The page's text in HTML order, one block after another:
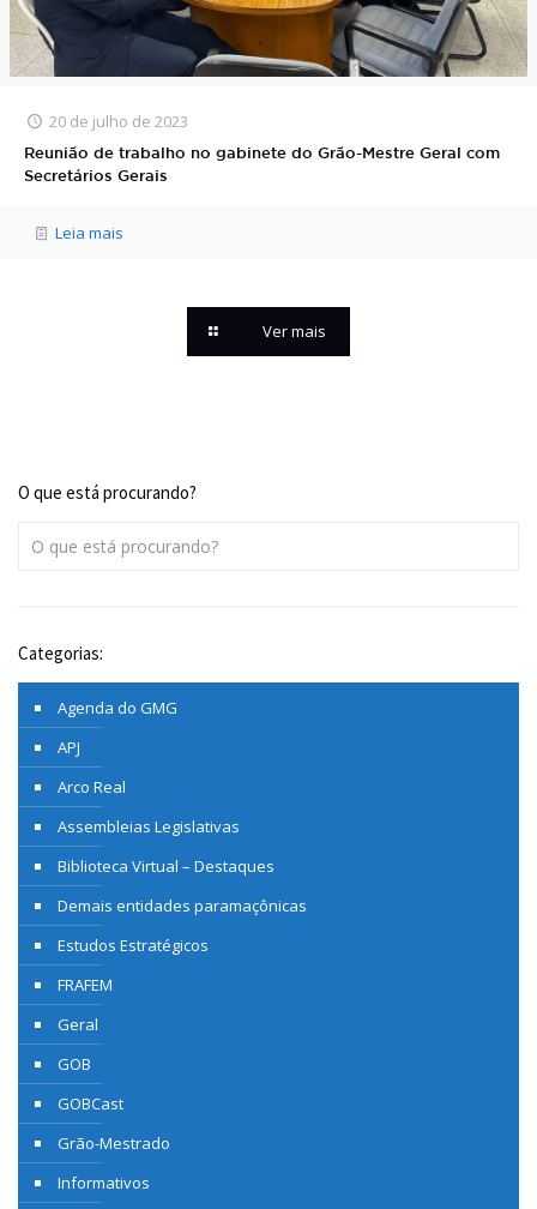
20 de julho de 2023
Reunião de trabalho no gabinete do Grão-Mestre Geral com
Secretários Gerais
Leia mais
Ver mais
O que está procurando?
Categorias:
Agenda do GMG
APJ
Arco Real
Assembleias Legislativas
Biblioteca Virtual – Destaques
Demais entidades paramaçônicas
Estudos Estratégicos
FRAFEM
Geral
GOB
GOBCast
Grão-Mestrado
Informativos